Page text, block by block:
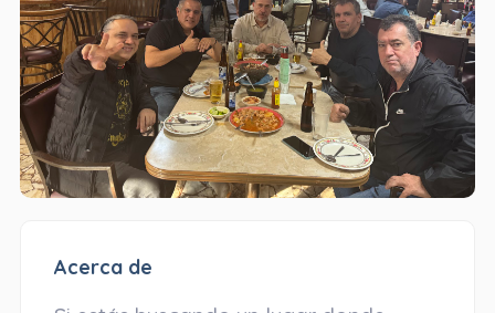
Acerca de